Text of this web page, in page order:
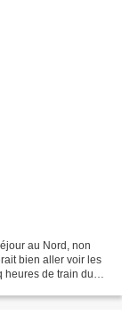
au Nord, non
bien aller voir les
heures de train du